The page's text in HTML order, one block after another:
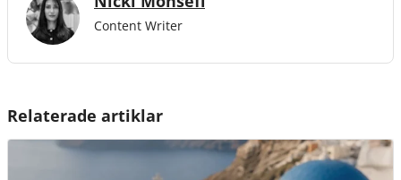
Content Writer
Relaterade artiklar